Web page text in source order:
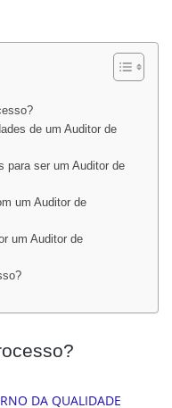
de um Auditor de
para ser um Auditor de
um Auditor de
um Auditor de